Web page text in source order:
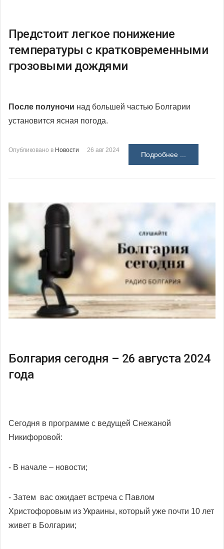
Предстоит легкое понижение
температуры с кратковременными
грозовыми дождями
После полуночи над большей частью Болгарии
установится ясная погода.
Опубликовано в Новости 26 авг 2024
Подробнее ...
Болгария сегодня – 26 августа 2024
года
Сегодня в программе с ведущей Снежаной
Никифоровой:
- В начале – новости;
- Затем вас ожидает встреча с Павлом
Христофоровым из Украины, который уже почти 10 лет
живет в Болгарии;